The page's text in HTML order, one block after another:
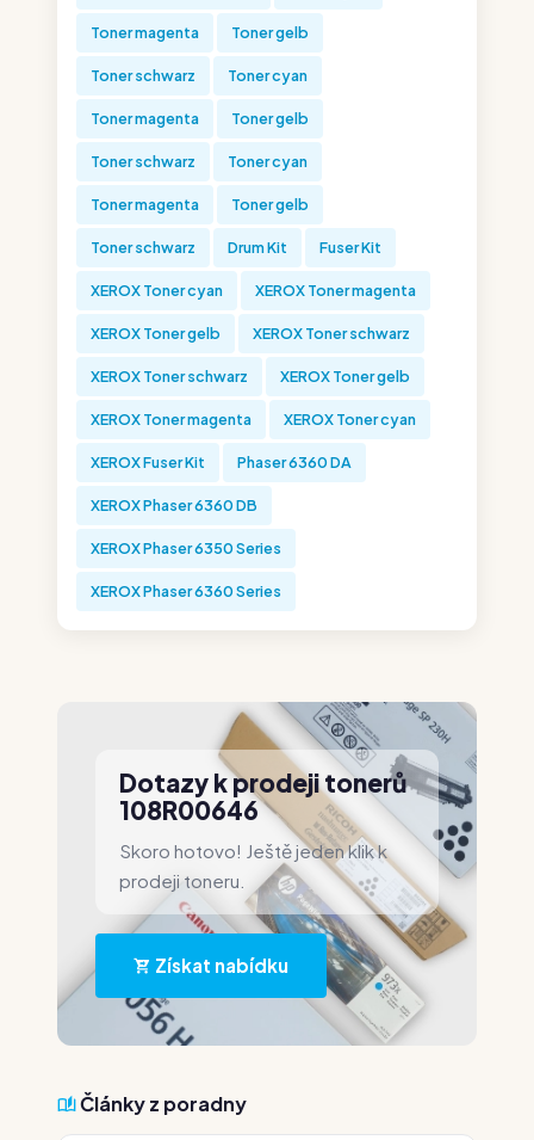
Toner magenta Toner gelb
Toner schwarz Toner cyan
Toner magenta Toner gelb
Toner schwarz Toner cyan
Toner magenta Toner gelb
Toner schwarz Drum Kit Fuser Kit
XEROX Toner cyan XEROX Toner magenta
XEROX Toner gelb XEROX Toner schwarz
XEROX Toner schwarz XEROX Toner gelb
XEROX Toner magenta XEROX Toner cyan
XEROX Fuser Kit Phaser 6360 DA
XEROX Phaser 6360 DB
XEROX Phaser 6350 Series
XEROX Phaser 6360 Series
Dotazy k prodeji tonerů
108R00646
Skoro hotovo! Ještě jeden klik k
prodeji toneru.
Získat nabídku
Články z poradny